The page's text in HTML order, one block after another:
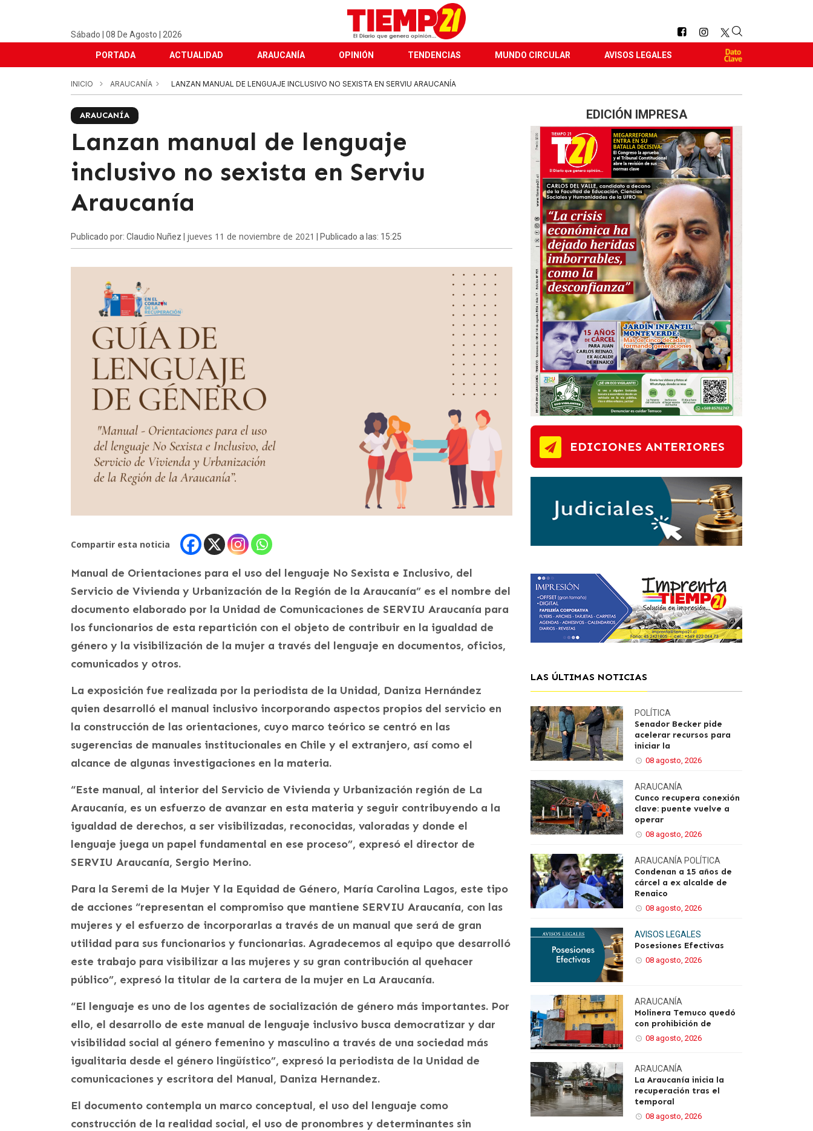
Sábado | 08 De Agosto | 2026
PORTADA ACTUALIDAD ARAUCANÍA OPINIÓN TENDENCIAS MUNDO CIRCULAR AVISOS LEGALES
INICIO ARAUCANÍA LANZAN MANUAL DE LENGUAJE INCLUSIVO NO SEXISTA EN SERVIU ARAUCANÍA
ARAUCANÍA
Lanzan manual de lenguaje
inclusivo no sexista en Serviu
Araucanía
Publicado por: Claudio Nuñez | jueves 11 de noviembre de 2021 | Publicado a las: 15:25
Compartir esta noticia
Manual de Orientaciones para el uso del lenguaje No Sexista e Inclusivo, del
Servicio de Vivienda y Urbanización de la Región de la Araucanía” es el nombre del
documento elaborado por la Unidad de Comunicaciones de SERVIU Araucanía para
los funcionarios de esta repartición con el objeto de contribuir en la igualdad de
género y la visibilización de la mujer a través del lenguaje en documentos, oficios,
comunicados y otros.
La exposición fue realizada por la periodista de la Unidad, Daniza Hernández
quien desarrolló el manual inclusivo incorporando aspectos propios del servicio en
la construcción de las orientaciones, cuyo marco teórico se centró en las
sugerencias de manuales institucionales en Chile y el extranjero, así como el
alcance de algunas investigaciones en la materia.
“Este manual, al interior del Servicio de Vivienda y Urbanización región de La
Araucanía, es un esfuerzo de avanzar en esta materia y seguir contribuyendo a la
igualdad de derechos, a ser visibilizadas, reconocidas, valoradas y donde el
lenguaje juega un papel fundamental en ese proceso”, expresó el director de
SERVIU Araucanía, Sergio Merino.
Para la Seremi de la Mujer Y la Equidad de Género, María Carolina Lagos, este tipo
de acciones “representan el compromiso que mantiene SERVIU Araucanía, con las
mujeres y el esfuerzo de incorporarlas a través de un manual que será de gran
utilidad para sus funcionarios y funcionarias. Agradecemos al equipo que desarrolló
este trabajo para visibilizar a las mujeres y su gran contribución al quehacer
público”, expresó la titular de la cartera de la mujer en La Araucanía.
“El lenguaje es uno de los agentes de socialización de género más importantes. Por
ello, el desarrollo de este manual de lenguaje inclusivo busca democratizar y dar
visibilidad social al género femenino y masculino a través de una sociedad más
igualitaria desde el género lingüístico”, expresó la periodista de la Unidad de
comunicaciones y escritora del Manual, Daniza Hernandez.
El documento contempla un marco conceptual, el uso del lenguaje como
construcción de la realidad social, el uso de pronombres y determinantes sin
EDICIÓN IMPRESA
EDICIONES ANTERIORES
LAS ÚLTIMAS NOTICIAS
POLÍTICA
Senador Becker pide
acelerar recursos para
iniciar la
08 agosto, 2026
ARAUCANÍA
Cunco recupera conexión
clave: puente vuelve a
operar
08 agosto, 2026
ARAUCANÍA POLÍTICA
Condenan a 15 años de
cárcel a ex alcalde de
Renaico
08 agosto, 2026
AVISOS LEGALES
Posesiones Efectivas
08 agosto, 2026
ARAUCANÍA
Molinera Temuco quedó
con prohibición de
08 agosto, 2026
ARAUCANÍA
La Araucanía inicia la
recuperación tras el
temporal
08 agosto, 2026